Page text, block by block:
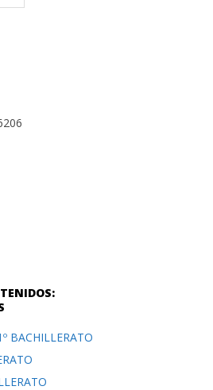
BACHILLERATO